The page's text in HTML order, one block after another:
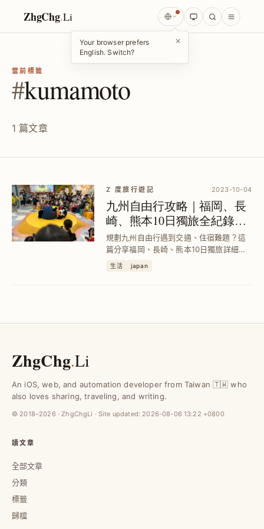
ZhgChg.Li
Your browser prefers
English. Switch?
×
當前標籤
#kumamoto
1 篇文章
Z 度旅行遊記 2023-10-04
九州自由行攻略｜福岡、長
崎、熊本10日獨旅全紀錄與
交通住宿實戰經驗
規劃九州自由行遇到交通、住宿難題？這
篇分享福岡、長崎、熊本10日獨旅詳細行
程、JR Pass使用技巧與住宿評價，助你避
開踩雷，掌握最佳路線與景點，輕鬆享受
生活 japan
ZhgChg.Li
An iOS, web, and automation developer from Taiwan 🇹🇼 who
also loves sharing, traveling, and writing.
© 2018–2026 · ZhgChgLi · Site updated: 2026-08-06 13:22 +0800
讀文章
全部文章
分類
標籤
歸檔